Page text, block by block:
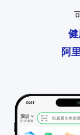
阿